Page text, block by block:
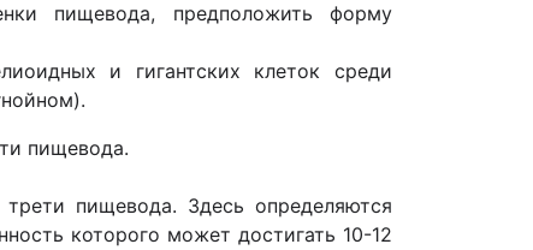
пищевода, предположить форму
и гигантских клеток среди
пищевода.
пищевода. Здесь определяются
которого может достигать 10-12